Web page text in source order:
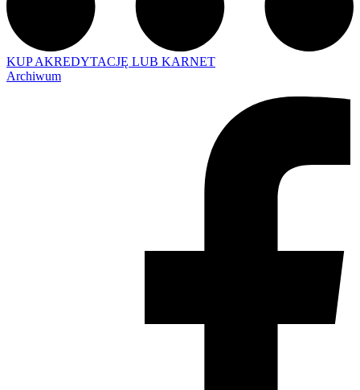
KUP AKREDYTACJĘ LUB KARNET
Archiwum